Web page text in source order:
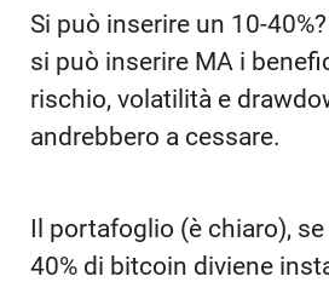
Si può inserire un 10-
si può inserire MA i
rischio, volatilità e
andrebbero a cessare.
Il portafoglio (è chiaro),
40% di bitcoin diviene